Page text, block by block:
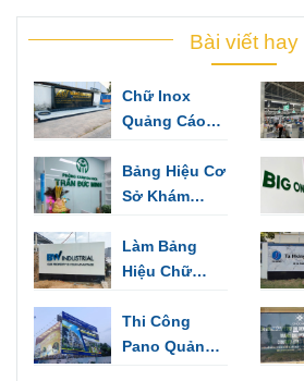
Bài viết hay
Chữ Inox
Quảng Cáo
Hiệu, Trang
Trí Văn Phòng
Bảng Hiệu Cơ
Sở Khám
Mẫu Thiết Kế
Sang Trọng
Làm Bảng
Hiệu Chữ
An
Thi Công
Pano Quảng